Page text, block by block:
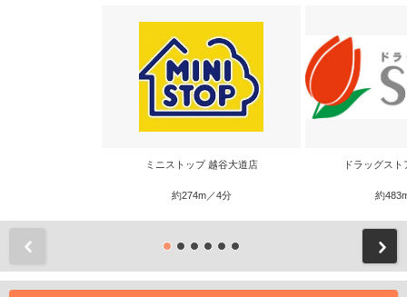
ミニストップ 越谷大道店
約274m／4分
ドラッグス
約